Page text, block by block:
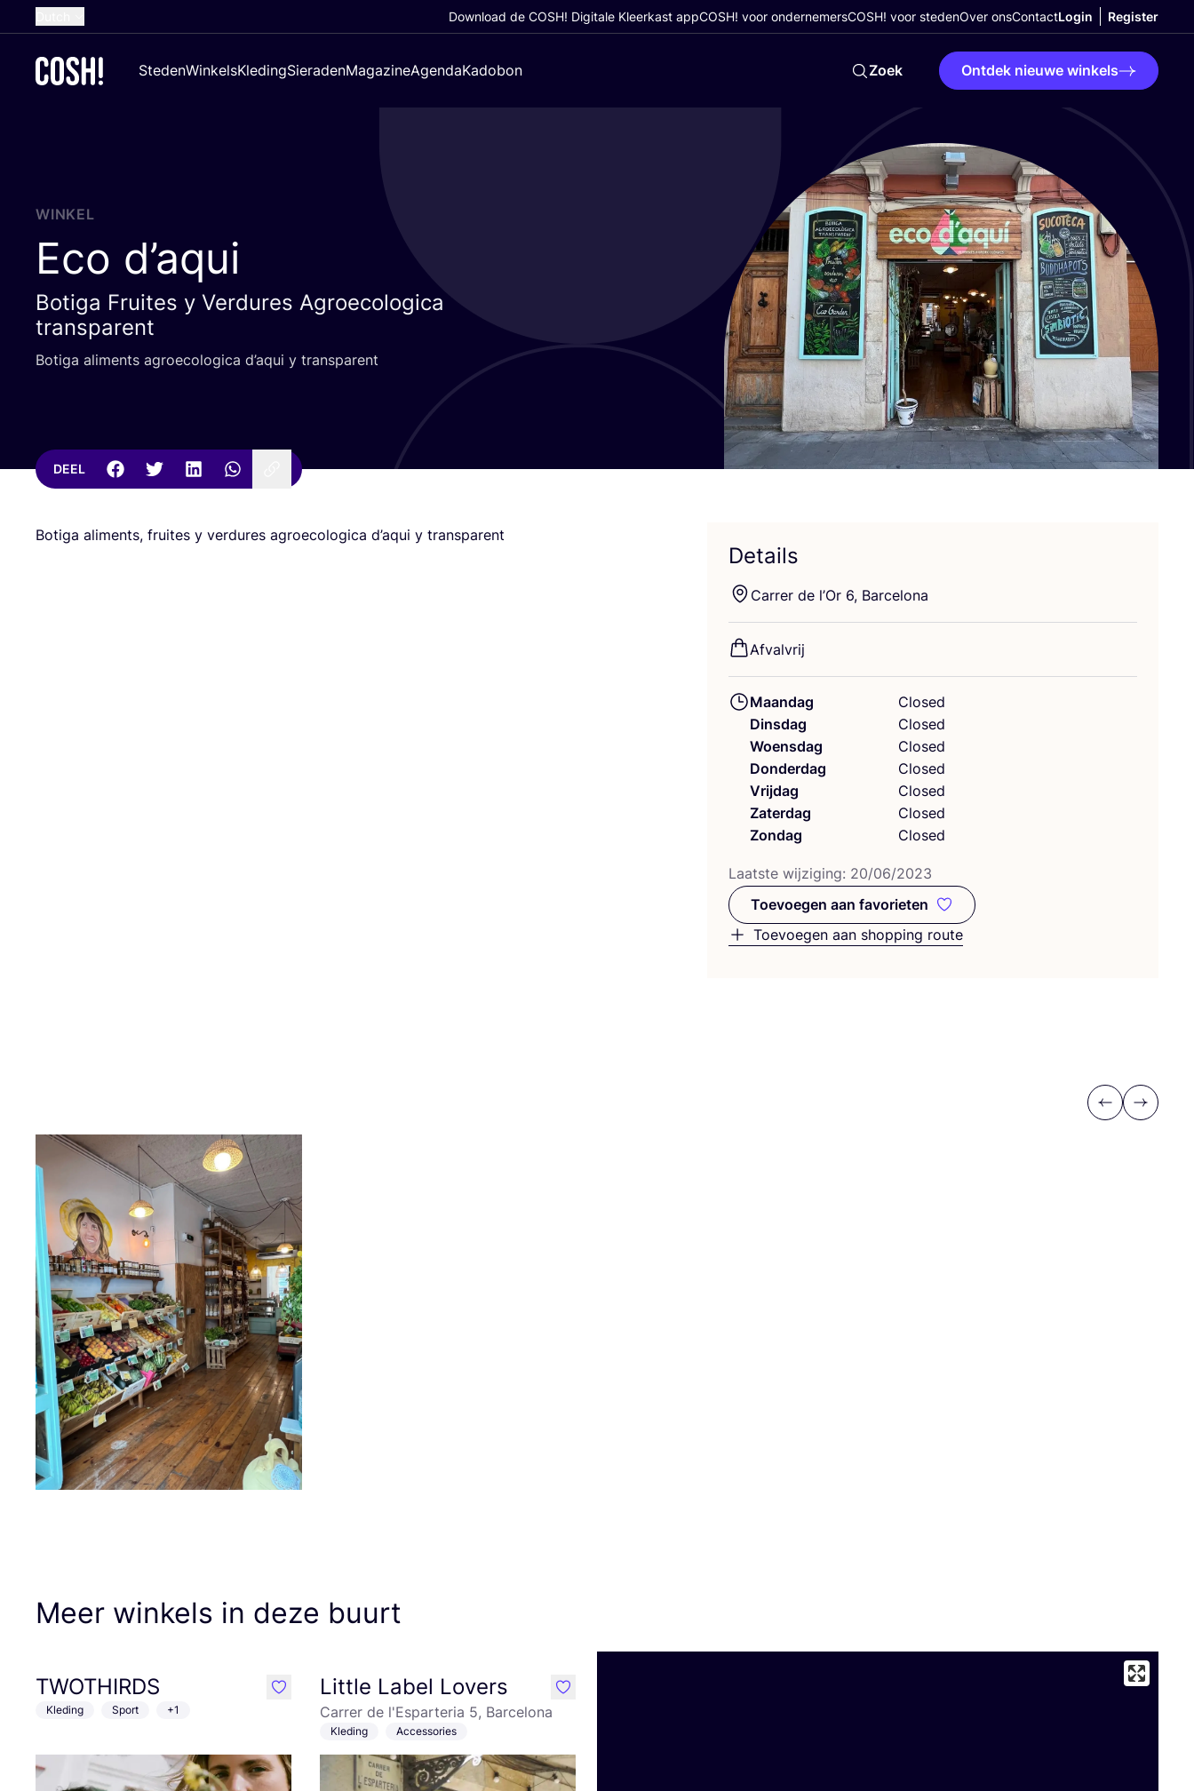
French
Download de COSH! Digitale Kleerkast appCOSH! voor ondernemersCOSH! voor stedenOver onsContactLogin Register
StedenWinkelsKledingSieradenMagazineAgendaKadobon Zoek Ontdek nieuwe winkels
WINKEL
Eco d’aqui
Botiga Fruites y Verdures Agroecologica
transparent
Boti­ga ali­ments agroe­co­lo­gi­ca d’aqui y transparent
DEEL
Boti­ga ali­ments, frui­tes y ver­du­res agroe­co­lo­gi­ca d’aqui y transparent
Details
Car­rer de l’Or 6, Barcelona
Afval­vrij
Maandag
Closed
Dinsdag
Closed
Woensdag
Closed
Donderdag
Closed
Vrijdag
Closed
Zaterdag
Closed
Zondag
Closed
Laat­ste wij­zi­ging: 20/06/2023
Toevoegen aan favorieten
Toevoegen aan favorieten
Toevoegen aan shopping route
Previous
Next
Meer winkels in deze buurt
TWOTHIRDS
Kleding Sport +1
like Little Label Lovers
Carrer de l'Esparteria 5, Barcelona
Kleding Accessories
like